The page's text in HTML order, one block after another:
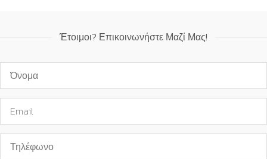
Έτοιμοι? Επικοινωνήστε Μαζί Μας!
Όνομα*
Email*
Τηλέφωνο